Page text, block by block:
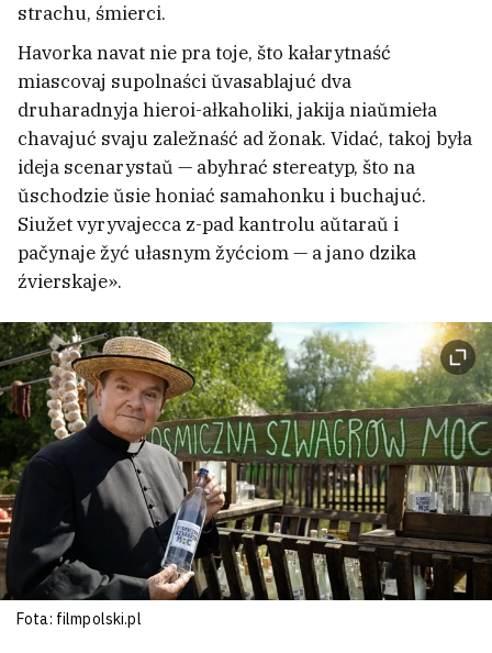
strachu, śmierci.
Havorka navat nie pra toje, što kałarytnaść
miascovaj supolnaści ŭvasablajuć dva
druharadnyja hieroi-ałkaholiki, jakija niaŭmieła
chavajuć svaju zaležnaść ad žonak. Vidać, takoj była
ideja scenarystaŭ — abyhrać stereatyp, što na
ŭschodzie ŭsie honiać samahonku i buchajuć.
Siužet vyryvajecca z-pad kantrolu aŭtaraŭ i
pačynaje žyć ułasnym žyćciom — a jano dzika
źvierskaje».
Fota: filmpolski.pl
«Pryjechaŭ mer i pryvioz 10 kiłahramaŭ
kormu». Biełaruska razam z polkaj adkryła
ŭ Polščy časovy dom dla biazdomnych
katoŭ
2
Pad Jekaciarynburham padarvali mašynu
dyrektara zavoda pa vytvorčaści dronaŭ.
Jon u reanimacyi
5
Microsoft paviedamiła pra maštabnuju
kampaniju rasijskich chakieraŭ pa ŭzłomie
vajfaj-sietak u hatelach pa ŭsim śviecie
1
Biełaruski saviecki madernizm
źbirajuć na adnoj anłajn-karcie
4